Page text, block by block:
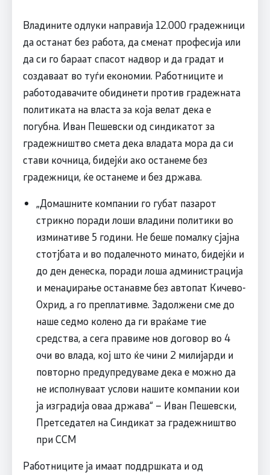
Владините одлуки направија 12.000 градежници
да останат без работа, да сменат професија или
да си го бараат спасот надвор и да градат и
создаваат во туѓи економии. Работниците и
работодавачите обидинети против градежната
политиката на власта за која велат дека е
погубна. Иван Пешевски од синдикатот за
градежништво смета дека владата мора да си
стави кочница, бидејќи ако останеме без
градежници, ќе останеме и без држава.
„Домашните компании го губат пазарот
стрикно поради лоши владини политики во
изминативе 5 години. Не беше помалку сјајна
стотјбата и во подалечното минато, бидејќи и
до ден денеска, поради лоша администрација
и менаџирање останавме без автопат Кичево-
Охрид, а го преплативме. Задолжени сме до
наше седмо колено да ги враќаме тие
средства, а сега правиме нов договор во 4
очи во влада, кој што ќе чини 2 милијарди и
повторно предупредуваме дека е можно да
не исполнуваат услови нашите компании кои
ја изградија оваа држава“ – Иван Пешевски,
Претседател на Синдикат за градежништво
при ССМ
Работниците ја имаат поддршката и од